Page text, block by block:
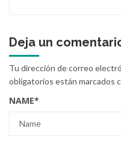
Deja un
Tu dirección de correo
obligatorios están marcados
NAME*